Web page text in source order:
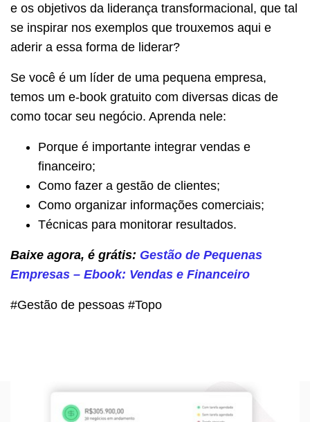
e os objetivos da liderança transformacional, que tal
se inspirar nos exemplos que trouxemos aqui e
aderir a essa forma de liderar?
Se você é um líder de uma pequena empresa,
temos um e-book gratuito com diversas dicas de
como tocar seu negócio. Aprenda nele:
Porque é importante integrar vendas e
financeiro;
Como fazer a gestão de clientes;
Como organizar informações comerciais;
Técnicas para monitorar resultados.
Baixe agora, é grátis: Gestão de Pequenas
Empresas – Ebook: Vendas e Financeiro
#Gestão de pessoas #Topo